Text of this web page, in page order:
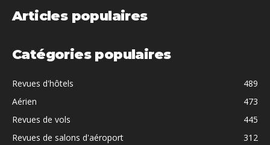
Articles populaires
Catégories populaires
Revues d'hôtels
489
Aérien
473
Revues de vols
445
Revues de salons d'aéroport
312